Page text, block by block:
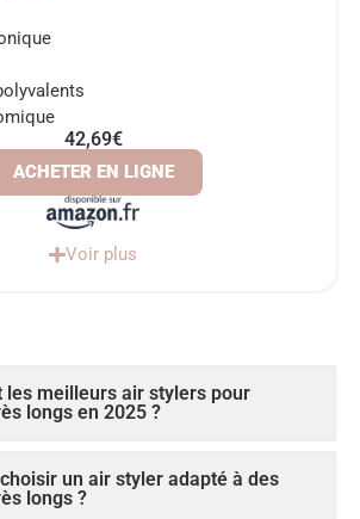
42,69€
ACHETER EN LIGNE
Voir plus
les meilleurs air stylers pour
longs en 2025 ?
un air styler adapté à des
longs ?